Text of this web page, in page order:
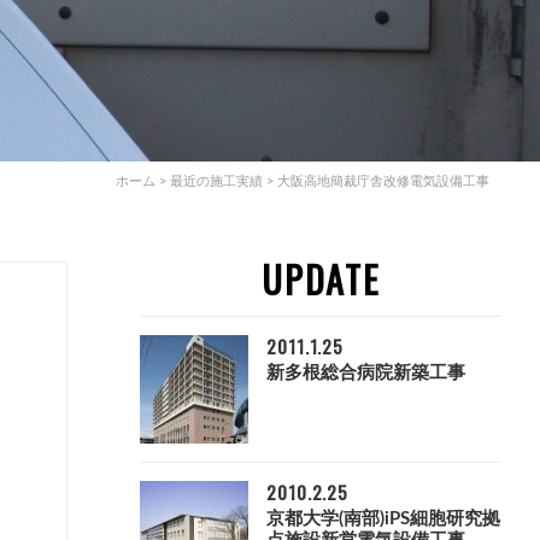
ホーム > 最近の施工実績 > 大阪高地簡裁庁舎改修電気設備工事
UPDATE
2011.1.25
新多根総合病院新築工事
2010.2.25
京都大学(南部)iPS細胞研究拠